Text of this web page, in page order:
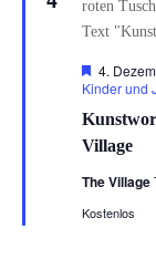
Village
4.
Kinder und
The Village
Kostenlos